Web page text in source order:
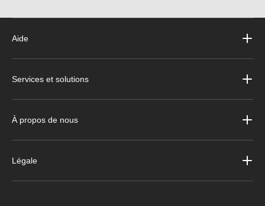
Aide
Services et solutions
À propos de nous
Légale